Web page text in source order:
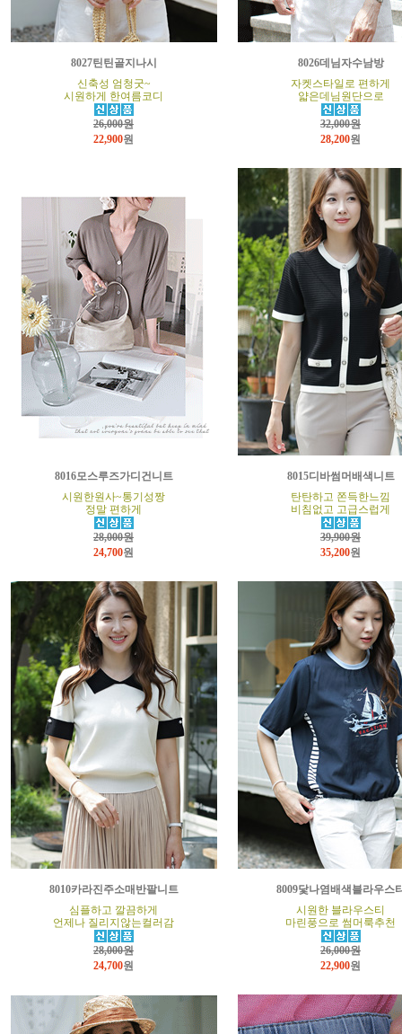
8027틴틴골지나시
신축성 엄청굿~
시원하게 한여름코디
26,000원
22,900원
8026데님자수남방
자켓스타일로 편하게
얇은데님원단으로
32,000원
28,200원
8016모스루즈가디건니트
시원한원사~통기성짱
정말 편하게
28,000원
24,700원
8015디바썸머배색니트
탄탄하고 쫀득한느낌
비침없고 고급스럽게
39,900원
35,200원
8010카라진주소매반팔니트
심플하고 깔끔하게
언제나 질리지않는컬러감
28,000원
24,700원
8009닻나염배색블라우스
시원한 블라우스티
마린풍으로 썸머룩추천
26,000원
22,900원